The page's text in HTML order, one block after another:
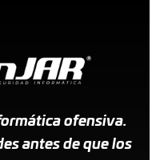
ofensiva.
antes de que los